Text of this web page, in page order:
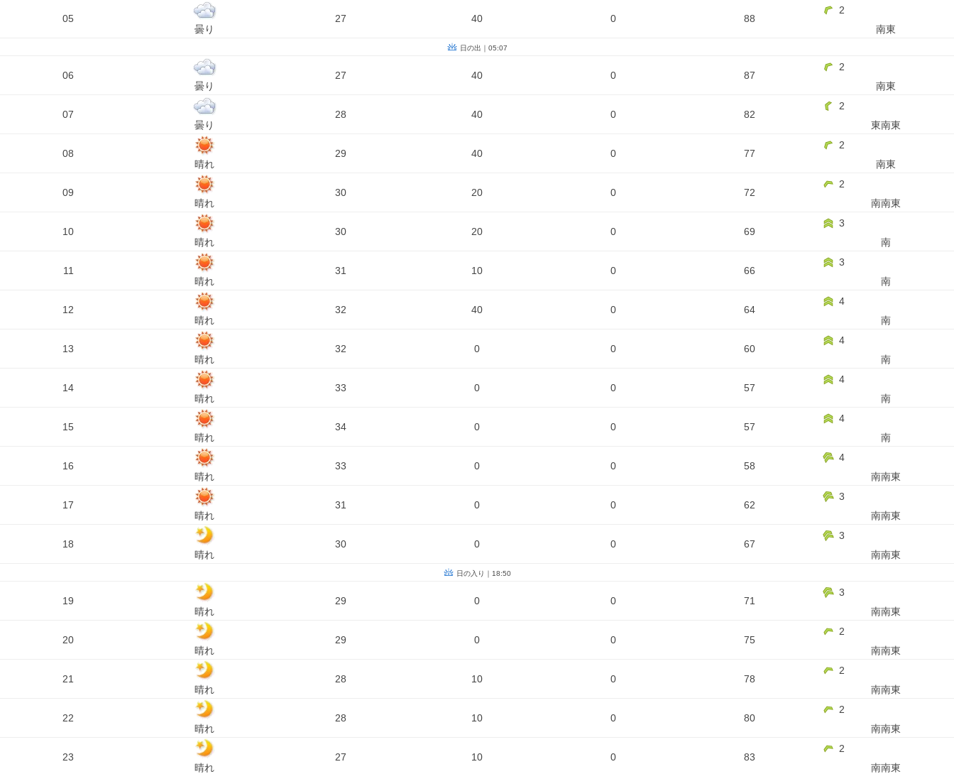
05
曇り
27 40 0 88
2
南東
日の出｜05:07
06
曇り
27 40 0 87
2
南東
07
曇り
28 40 0 82
2
東南東
08
晴れ
29 40 0 77
2
南東
09
晴れ
30 20 0 72
2
南南東
10
晴れ
30 20 0 69
3
南
11
晴れ
31 10 0 66
3
南
12
晴れ
32 40 0 64
4
南
13
晴れ
32 0 0 60
4
南
14
晴れ
33 0 0 57
4
南
15
晴れ
34 0 0 57
4
南
16
晴れ
33 0 0 58
4
南南東
17
晴れ
31 0 0 62
3
南南東
18
晴れ
30 0 0 67
3
南南東
日の入り｜18:50
19
晴れ
29 0 0 71
3
南南東
20
晴れ
29 0 0 75
2
南南東
21
晴れ
28 10 0 78
2
南南東
22
晴れ
28 10 0 80
2
南南東
23
晴れ
27 10 0 83
2
南南東